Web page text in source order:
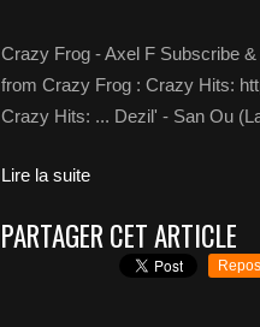
Crazy Frog - Axel F Subscribe
from Crazy Frog : Crazy Hits:
Crazy Hits: ... Dezil' - San Ou
Lire la suite
PARTAGER CET ARTICLE